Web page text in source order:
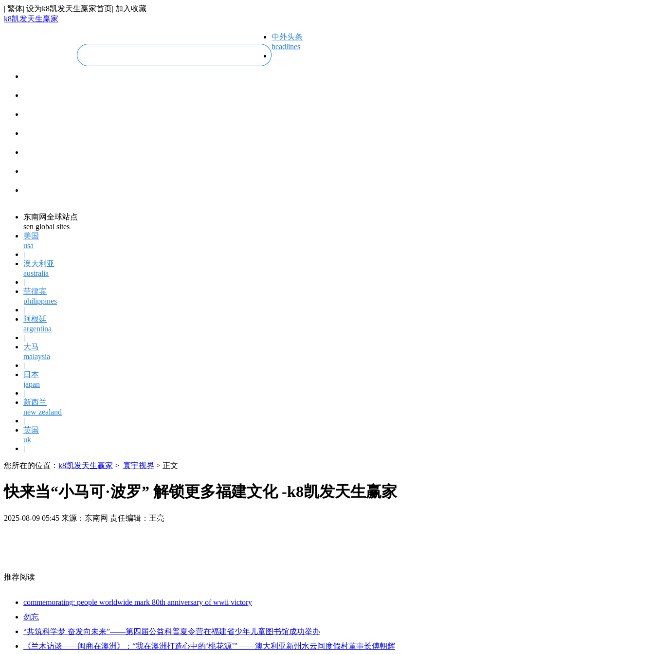
| 繁体| 设为k8凯发天生赢家首页| 加入收藏
k8凯发天生赢家
中外头条
headlines
东南网全球站点
sen global sites
美国
usa
|
澳大利亚
australia
|
菲律宾
philippines
|
阿根廷
argentina
|
大马
malaysia
|
日本
japan
|
新西兰
new zealand
|
英国
uk
|
您所在的位置： k8凯发天生赢家 > 寰宇视界 > 正文
快来当“小马可·波罗” 解锁更多福建文化 -k8凯发天生赢家
2025-08-09 05:45 来源：东南网 责任编辑：王亮
推荐阅读
commemorating: people worldwide mark 80th anniversary of wwii victory
勿忘
“共筑科学梦 奋发向未来”——第四届公益科普夏令营在福建省少年儿童图书馆成功举办
《兰木访谈——闽商在澳洲》：“我在澳洲打造心中的‘桃花源’” ——澳大利亚新州水云间度假村董事长傅朝辉